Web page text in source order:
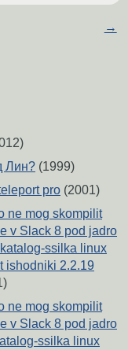
→
Лин? (1999)
pro (2001)
ne mog skompilit
v Slack 8 pod jadro
ssilka linux
ishodniki 2.2.19
ne mog skompilit
v Slack 8 pod jadro
ssilka linux